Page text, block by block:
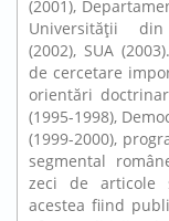
(2001),
Universităţii
(2002), SUA
de cercetare
orientări
(1995-1998),
(1999-2000),
segmental
zeci de articole
acestea fiind